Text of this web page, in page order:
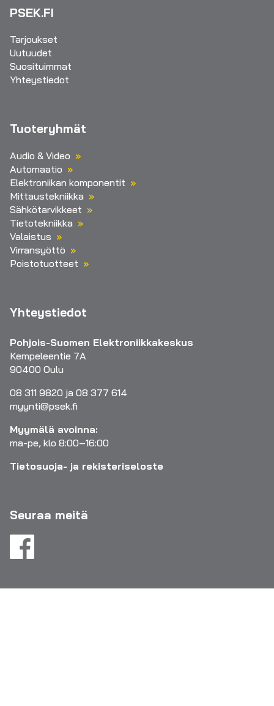
PSEK.FI
Tarjoukset
Uutuudet
Suosituimmat
Yhteystiedot
Tuoteryhmät
Audio & Video
Automaatio
Elektroniikan komponentit
Mittaustekniikka
Sähkötarvikkeet
Tietotekniikka
Valaistus
Virransyöttö
Poistotuotteet
Yhteystiedot
Pohjois-Suomen Elektroniikkakeskus
Kempeleentie 7A
90400 Oulu
08 311 9820 ja 08 377 614
myynti@psek.fi
Myymälä avoinna:
ma-pe, klo 8:00–16:00
Tietosuoja- ja rekisteriseloste
Seuraa meitä